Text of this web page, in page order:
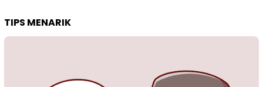
TIPS MENARIK